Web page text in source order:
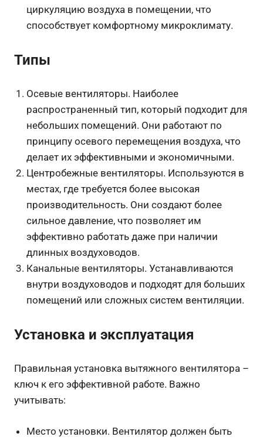
циркуляцию воздуха в помещении, что
способствует комфортному микроклимату.
Типы
Осевые вентиляторы. Наиболее
распространенный тип, который подходит для
небольших помещений. Они работают по
принципу осевого перемещения воздуха, что
делает их эффективными и экономичными.
Центробежные вентиляторы. Используются в
местах, где требуется более высокая
производительность. Они создают более
сильное давление, что позволяет им
эффективно работать даже при наличии
длинных воздуховодов.
Канальные вентиляторы. Устанавливаются
внутри воздуховодов и подходят для больших
помещений или сложных систем вентиляции.
Установка и эксплуатация
Правильная установка вытяжного вентилятора –
ключ к его эффективной работе. Важно
учитывать:
Место установки. Вентилятор должен быть